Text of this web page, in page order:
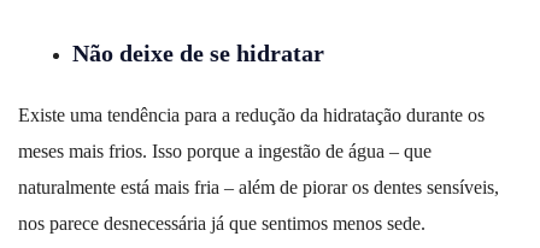
Não deixe de se hidratar
Existe uma tendência para a redução da hidratação durante os
meses mais frios. Isso porque a ingestão de água – que
naturalmente está mais fria – além de piorar os dentes sensíveis,
nos parece desnecessária já que sentimos menos sede.